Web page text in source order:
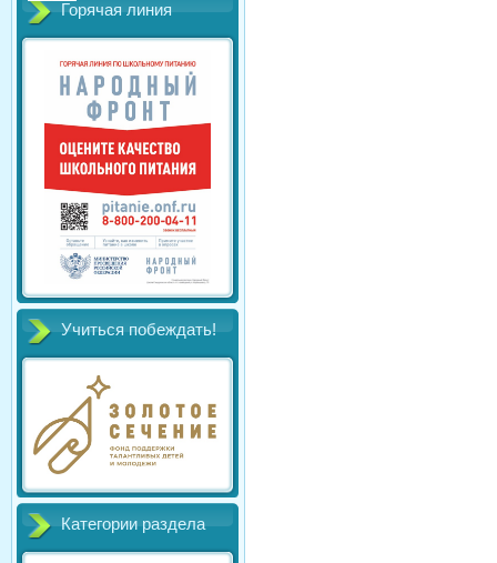
Горячая линия
Учиться побеждать!
Категории раздела